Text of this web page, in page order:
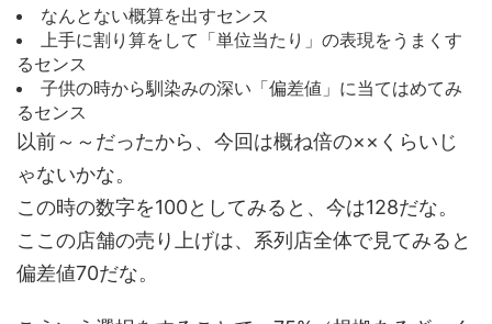
なんとない概算を出すセンス
上手に割り算をして「単位当たり」の表現をうまくす
るセンス
子供の時から馴染みの深い「偏差値」に当てはめてみ
るセンス
以前～～だったから、今回は概ね倍の××くらいじ
ゃないかな。
この時の数字を100としてみると、今は128だな。
ここの店舗の売り上げは、系列店全体で見てみると
偏差値70だな。